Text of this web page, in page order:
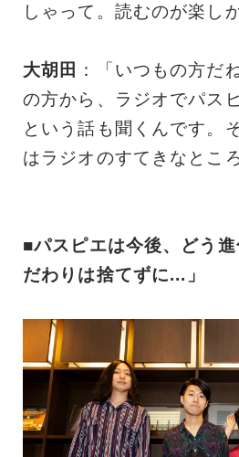
しゃって。読むのが楽し
大胡田
：「いつもの方だ
の方から、ラジオでパス
という話も聞くんです。
はラジオのすてきなとこ
■パスピエは今後、どう
だわりは捨てずに...」